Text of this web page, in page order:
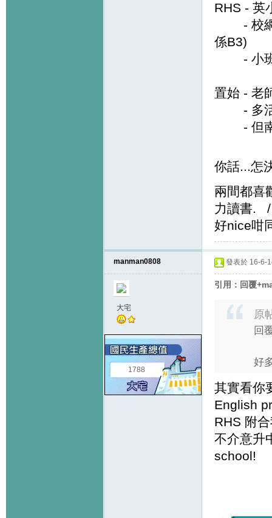
RHS - 英
- 校網
係B3)
- 小班
置始 - 老
- 多活
- 但南
你話...怎
兩間都喜
力讀書. /
好nice咁
manman0808
大宅
1788
發表於 16-6-
引用：回覆
原
回
好
其實看你
English
RHS 附
不介意升
school!